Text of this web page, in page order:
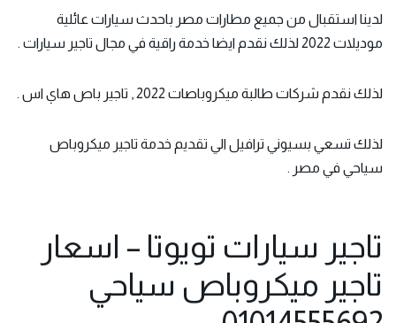
لدينا استقبال من جميع مطارات مصر باحدث سيارات عائلية
موديلات 2022 لذلك نقدم ايضا خدمة راقية في مجال تاجير سيارات .
لذلك نقدم شركات طالبة ميكروباصات 2022 , تاجير باص هاي اس .
لذلك تسعي بسيوني ترافيل الي تقديم خدمة تاجير ميكروباص
سياحي في مصر .
تاجير سيارات تويوتا – اسعار
تاجير ميكروباص سياحي